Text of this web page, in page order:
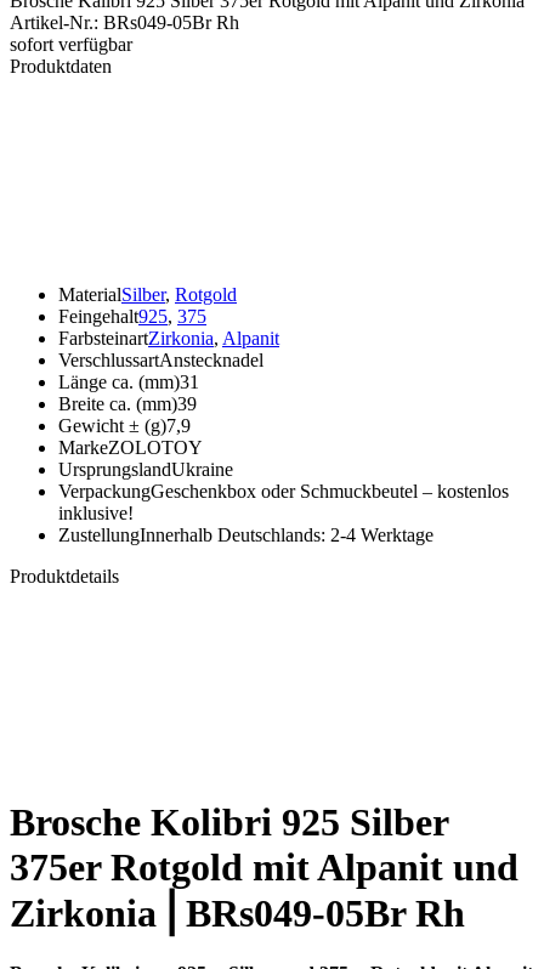
Artikel-Nr.: BRs049-05Br Rh
sofort verfügbar
Produktdaten
MaterialSilber, Rotgold
Feingehalt925, 375
FarbsteinartZirkonia, Alpanit
VerschlussartAnstecknadel
Länge ca. (mm)31
Breite ca. (mm)39
Gewicht ± (g)7,9
MarkeZOLOTOY
UrsprungslandUkraine
VerpackungGeschenkbox oder Schmuckbeutel – kostenlos
inklusive!
ZustellungInnerhalb Deutschlands: 2-4 Werktage
Produktdetails
Brosche Kolibri 925 Silber
375er Rotgold mit Alpanit und
Zirkonia⎪BRs049-05Br Rh